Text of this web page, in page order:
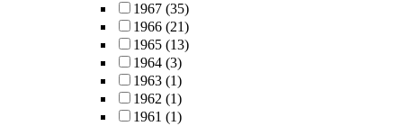
1967 (35)
1966 (21)
1965 (13)
1964 (3)
1963 (1)
1962 (1)
1961 (1)